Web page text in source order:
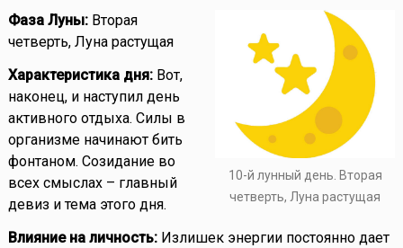
10-й лунный день. Вторая
четверть, Луна растущая
Фаза Луны: Вторая
четверть, Луна растущая
Характеристика дня:Вот,
наконец, и наступил день
активного отдыха. Силы в
организме начинают бить
фонтаном. Созидание во
всех смыслах – главный
девиз и тема этого дня.
Влияние на личность:Излишек энергии постоянно дает